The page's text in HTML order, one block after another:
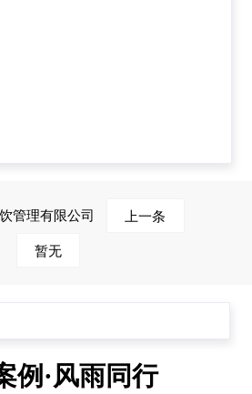
管理有限公司 上一条
暂无
例·风雨同行